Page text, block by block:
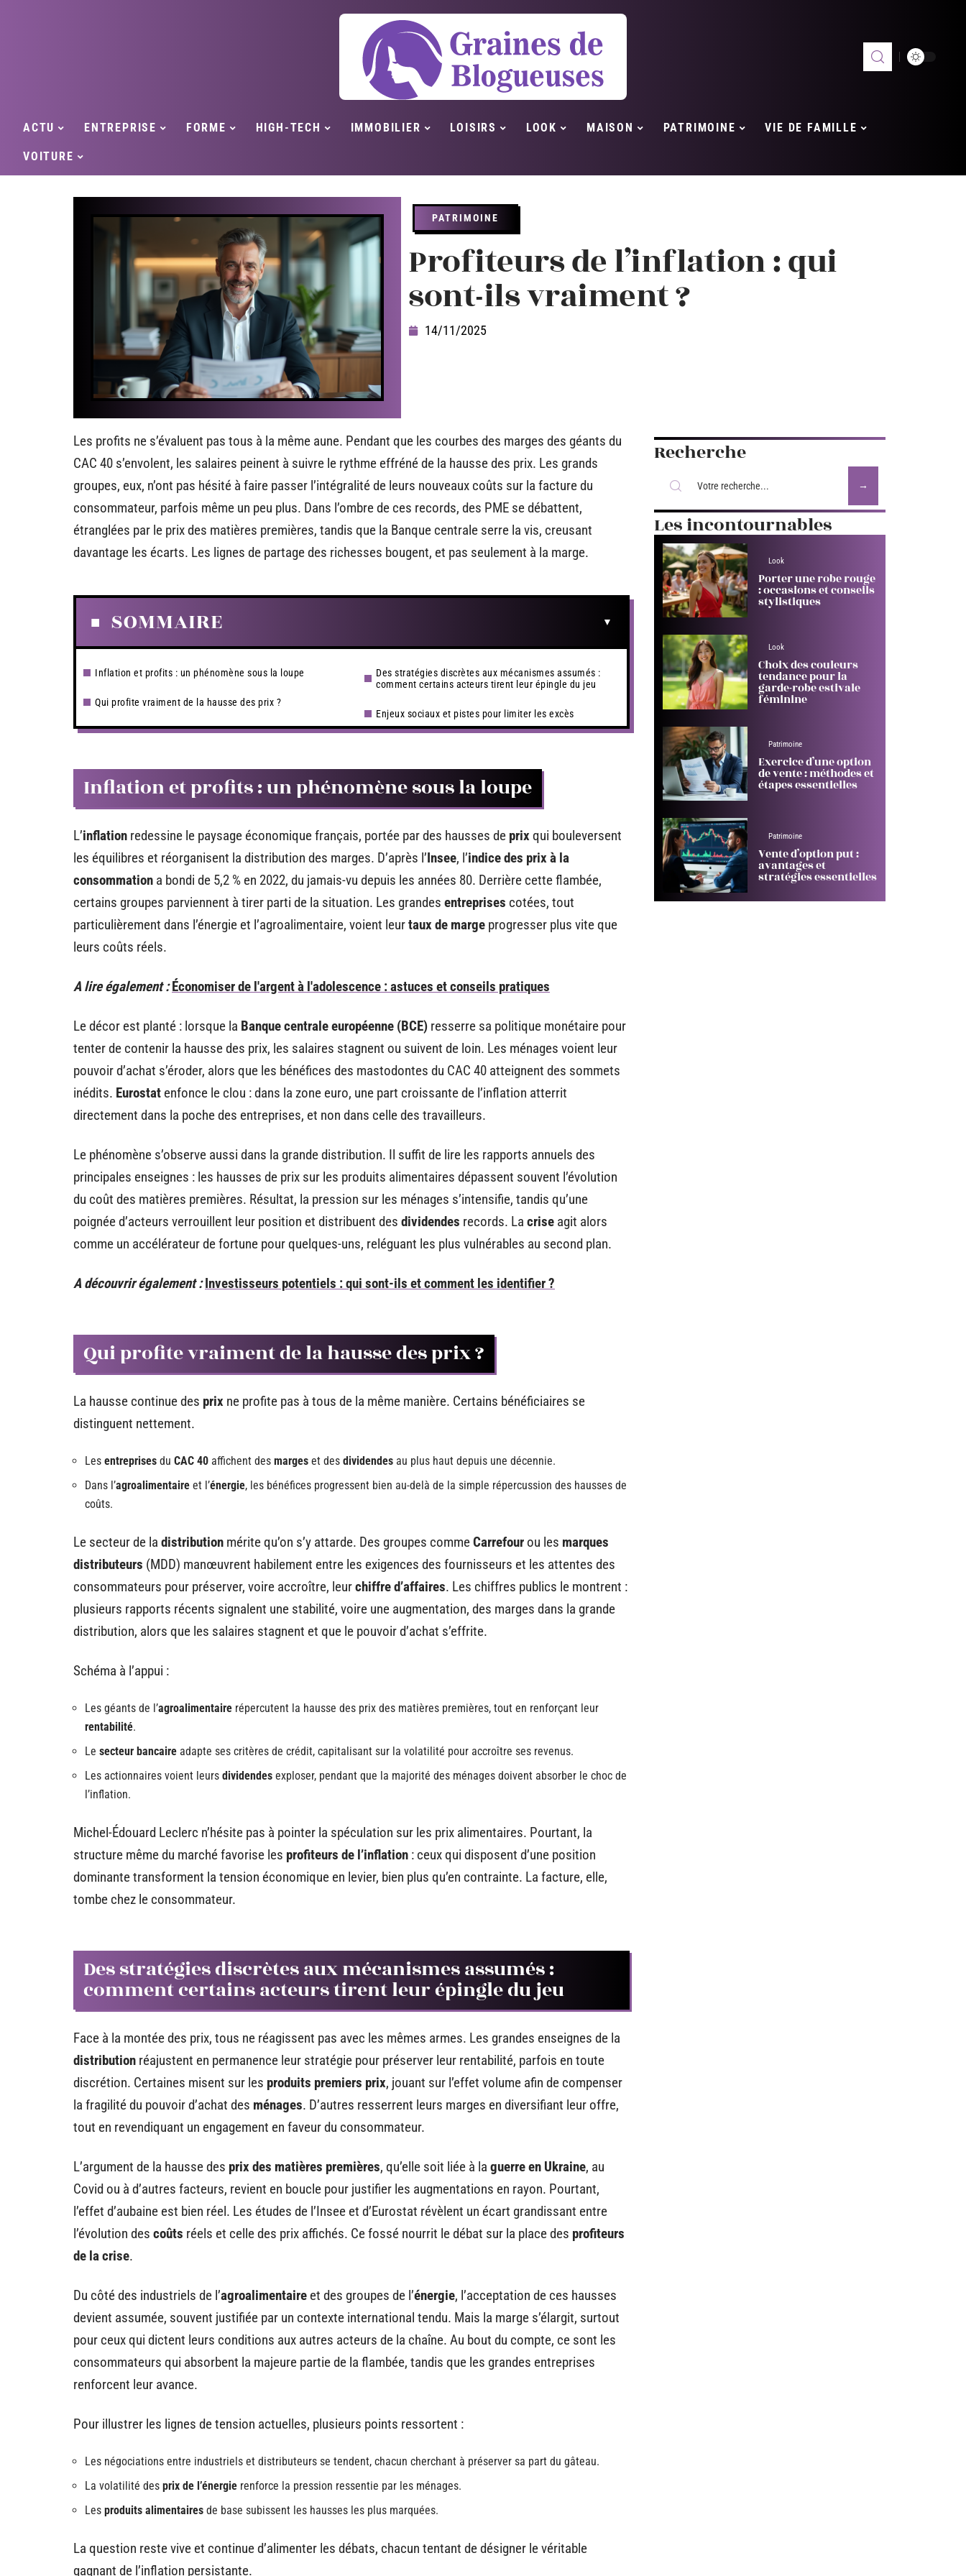
ACTU ENTREPRISE FORME HIGH-TECH IMMOBILIER LOISIRS LOOK MAISON PATRIMOINE VIE DE FAMILLE
VOITURE
PATRIMOINE
Profiteurs de l’inflation : qui
sont-ils vraiment ?
14/11/2025
Les profits ne s’évaluent pas tous à la même aune. Pendant que les courbes des marges des géants du
CAC 40 s’envolent, les salaires peinent à suivre le rythme effréné de la hausse des prix. Les grands
groupes, eux, n’ont pas hésité à faire passer l’intégralité de leurs nouveaux coûts sur la facture du
consommateur, parfois même un peu plus. Dans l’ombre de ces records, des PME se débattent,
étranglées par le prix des matières premières, tandis que la Banque centrale serre la vis, creusant
davantage les écarts. Les lignes de partage des richesses bougent, et pas seulement à la marge.
SOMMAIRE
Inflation et profits : un phénomène sous la loupe
Qui profite vraiment de la hausse des prix ?
Des stratégies discrètes aux mécanismes assumés :
comment certains acteurs tirent leur épingle du jeu
Enjeux sociaux et pistes pour limiter les excès
Inflation et profits : un phénomène sous la loupe
L’inflation redessine le paysage économique français, portée par des hausses de prixqui bouleversent
les équilibres et réorganisent la distribution des marges. D’après l’Insee, l’indice des prix à la
consommation a bondi de 5,2 % en 2022, du jamais-vu depuis les années 80. Derrière cette flambée,
certains groupes parviennent à tirer parti de la situation. Les grandes entreprises cotées, tout
particulièrement dans l’énergie et l’agroalimentaire, voient leurtaux de marge progresser plus vite que
leurs coûts réels.
A lire également : Économiser de l'argent à l'adolescence : astuces et conseils pratiques
Le décor est planté : lorsque la Banque centrale européenne (BCE) resserre sa politique monétaire pour
tenter de contenir la hausse des prix, les salaires stagnent ou suivent de loin. Les ménages voient leur
pouvoir d’achat s’éroder, alors que les bénéfices des mastodontes du CAC 40 atteignent des sommets
inédits. Eurostat enfonce le clou : dans la zone euro, une part croissante de l’inflation atterrit
directement dans la poche des entreprises, et non dans celle des travailleurs.
Le phénomène s’observe aussi dans la grande distribution. Il suffit de lire les rapports annuels des
principales enseignes : les hausses de prix sur les produits alimentaires dépassent souvent l’évolution
du coût des matières premières. Résultat, la pression sur les ménages s’intensifie, tandis qu’une
poignée d’acteurs verrouillent leur position et distribuent des dividendes records. La crise agit alors
comme un accélérateur de fortune pour quelques-uns, reléguant les plus vulnérables au second plan.
A découvrir également : Investisseurs potentiels : qui sont-ils et comment les identifier ?
Qui profite vraiment de la hausse des prix ?
La hausse continue des prix ne profite pas à tous de la même manière. Certains bénéficiaires se
distinguent nettement.
Les entreprises du CAC 40 affichent des marges et des dividendes au plus haut depuis une décennie.
Dans l’agroalimentaire et l’énergie, les bénéfices progressent bien au-delà de la simple répercussion des hausses de
coûts.
Le secteur de la distribution mérite qu’on s’y attarde. Des groupes commeCarrefour ou les marques
distributeurs (MDD) manœuvrent habilement entre les exigences des fournisseurs et les attentes des
consommateurs pour préserver, voire accroître, leurchiffre d’affaires. Les chiffres publics le montrent :
plusieurs rapports récents signalent une stabilité, voire une augmentation, des marges dans la grande
distribution, alors que les salaires stagnent et que le pouvoir d’achat s’effrite.
Schéma à l’appui :
Les géants de l’agroalimentaire répercutent la hausse des prix des matières premières, tout en renforçant leur
rentabilité.
Le secteur bancaire adapte ses critères de crédit, capitalisant sur la volatilité pour accroître ses revenus.
Les actionnaires voient leurs dividendes exploser, pendant que la majorité des ménages doivent absorber le choc de
l’inflation.
Michel-Édouard Leclerc n’hésite pas à pointer la spéculation sur les prix alimentaires. Pourtant, la
structure même du marché favorise les profiteurs de l’inflation : ceux qui disposent d’une position
dominante transforment la tension économique en levier, bien plus qu’en contrainte. La facture, elle,
tombe chez le consommateur.
Des stratégies discrètes aux mécanismes assumés :
comment certains acteurs tirent leur épingle du jeu
Face à la montée des prix, tous ne réagissent pas avec les mêmes armes. Les grandes enseignes de la
distribution réajustent en permanence leur stratégie pour préserver leur rentabilité, parfois en toute
discrétion. Certaines misent sur les produits premiers prix, jouant sur l’effet volume afin de compenser
la fragilité du pouvoir d’achat des ménages. D’autres resserrent leurs marges en diversifiant leur offre,
tout en revendiquant un engagement en faveur du consommateur.
L’argument de la hausse des prix des matières premières, qu’elle soit liée à la guerre en Ukraine, au
Covid ou à d’autres facteurs, revient en boucle pour justifier les augmentations en rayon. Pourtant,
l’effet d’aubaine est bien réel. Les études de l’Insee et d’Eurostat révèlent un écart grandissant entre
l’évolution des coûts réels et celle des prix affichés. Ce fossé nourrit le débat sur la place des profiteurs
de la crise.
Du côté des industriels de l’agroalimentaire et des groupes de l’énergie, l’acceptation de ces hausses
devient assumée, souvent justifiée par un contexte international tendu. Mais la marge s’élargit, surtout
pour ceux qui dictent leurs conditions aux autres acteurs de la chaîne. Au bout du compte, ce sont les
consommateurs qui absorbent la majeure partie de la flambée, tandis que les grandes entreprises
renforcent leur avance.
Pour illustrer les lignes de tension actuelles, plusieurs points ressortent :
Les négociations entre industriels et distributeurs se tendent, chacun cherchant à préserver sa part du gâteau.
La volatilité des prix de l’énergie renforce la pression ressentie par les ménages.
Les produits alimentaires de base subissent les hausses les plus marquées.
La question reste vive et continue d’alimenter les débats, chacun tentant de désigner le véritable
gagnant de l’inflation persistante.
Recherche
Les incontournables
Look
Porter une robe rouge
: occasions et conseils
stylistiques
Look
Choix des couleurs
tendance pour la
garde-robe estivale
féminine
Patrimoine
Exercice d’une option
de vente : méthodes et
étapes essentielles
Patrimoine
Vente d’option put :
avantages et
stratégies essentielles